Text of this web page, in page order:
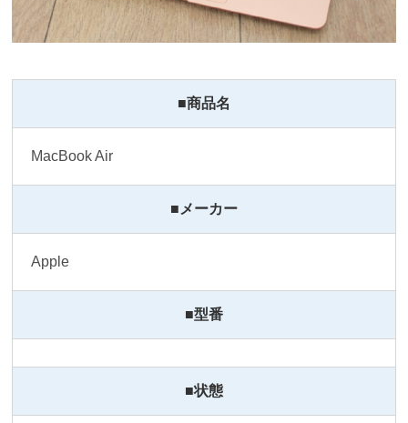
■商品名
MacBook Air
■メーカー
Apple
■型番
■状態